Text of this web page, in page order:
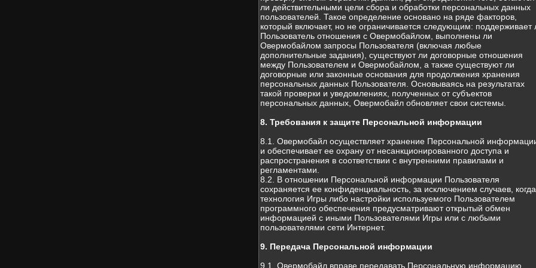
ли действительными цели сбора и обработки персональных данных
пользователей. Такое определение основано на ряде факторов,
который включает, но не ограничивается следующим: поддерживает
Пользователь отношения с Овермобайлом, выполнены ли
Овермобайлом запросы Пользователя (включая любые
дополнительные задания), существуют ли договорные отношения
между Пользователем и Овермобайлом, а также существуют ли
договорные или законные основания для продолжения хранения
персональных данных Пользователя. Основываясь на результатах
такой проверки и уведомлениях, полученных от субъектов
персональных данных, Овермобайл обновляет свои системы.
8. Требования к защите Персональной информации
8.1. Овермобайл осуществляет хранение Персональной
и обеспечивает ее охрану от несанкционированного доступа и
распространения в соответствии с внутренними правилами и
регламентами.
8.2. В отношении Персональной информации Пользователя
сохраняется ее конфиденциальность, за исключением случаев, когда
технология Игры либо настройки используемого Пользователем
программного обеспечения предусматривают открытый обмен
информацией с иными Пользователями Игры или с любыми
пользователями сети Интернет.
9. Передача Персональной информации
9.1. Овермобайл вправе передавать Персональную информацию